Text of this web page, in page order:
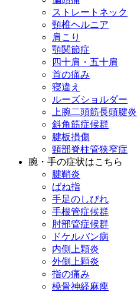
ストレートネック
頸椎ヘルニア
肩こり
顎関節症
四十肩・五十肩
首の痛み
寝違え
ルーズショルダー
上腕二頭筋長頭腱炎
斜角筋症候群
腱板損傷
頸部脊柱管狭窄症
腕・手の症状はこちら
腱鞘炎
ばね指
手足のしびれ
手根管症候群
肘部管症候群
ドケルバン病
内側上顆炎
外側上顆炎
指の痛み
橈骨神経麻痺